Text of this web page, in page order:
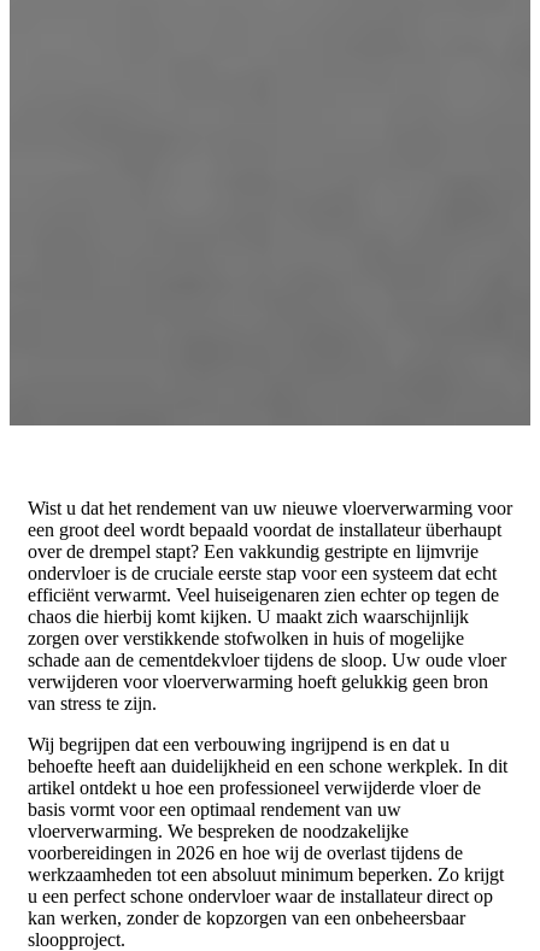
Wist u dat het rendement van uw nieuwe vloerverwarming voor
een groot deel wordt bepaald voordat de installateur überhaupt
over de drempel stapt? Een vakkundig gestripte en lijmvrije
ondervloer is de cruciale eerste stap voor een systeem dat echt
efficiënt verwarmt. Veel huiseigenaren zien echter op tegen de
chaos die hierbij komt kijken. U maakt zich waarschijnlijk
zorgen over verstikkende stofwolken in huis of mogelijke
schade aan de cementdekvloer tijdens de sloop. Uw oude vloer
verwijderen voor vloerverwarming hoeft gelukkig geen bron
van stress te zijn.
Wij begrijpen dat een verbouwing ingrijpend is en dat u
behoefte heeft aan duidelijkheid en een schone werkplek. In dit
artikel ontdekt u hoe een professioneel verwijderde vloer de
basis vormt voor een optimaal rendement van uw
vloerverwarming. We bespreken de noodzakelijke
voorbereidingen in 2026 en hoe wij de overlast tijdens de
werkzaamheden tot een absoluut minimum beperken. Zo krijgt
u een perfect schone ondervloer waar de installateur direct op
kan werken, zonder de kopzorgen van een onbeheersbaar
sloopproject.